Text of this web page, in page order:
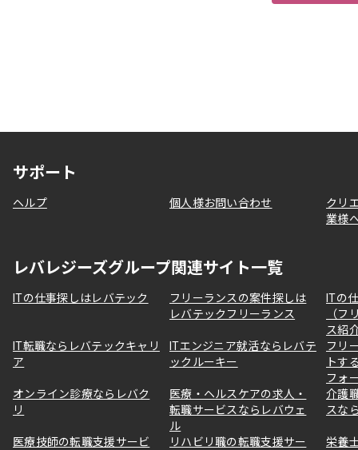
サポート
ヘルプ 個人様お問い合わせ
クリ
業様
レバレジーズグループ関連サイト一覧
ITの仕事探しはレバテック
フリーランスの案件探しは
レバテックフリーランス
ITの
（フ
ス紹
IT転職ならレバテックキャリ
ア
ITエンジニア就活ならレバテ
ックルーキー
フリ
トす
フォ
オンライン診療ならレバク
リ
医療・ヘルスケアの求人・
転職サービスならレバウェ
ル
介護
スな
医療技師の転職支援サービ
リハビリ職の転職支援サー
栄養